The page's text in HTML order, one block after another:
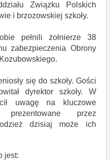
Związku Polskich
i brzozowskiej szkoły.
pełnili żołnierze 38
zabezpieczenia Obrony
się do szkoły. Gości
dyrektor szkoły. W
uwagę na kluczowe
przez
dzisiaj może ich
jest: